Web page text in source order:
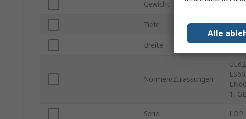
Gewicht 210g
Tiefe
Breite
Normen/Zulassungen
1,
Serie
Alle